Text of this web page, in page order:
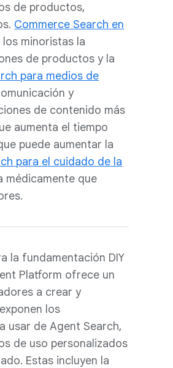
de productos,
Commerce Search en
minoristas la
de productos y la
para medios de
y
de contenido más
aumenta el tiempo
puede aumentar la
para el cuidado de la
médicamente que
la fundamentación DIY
Platform ofrece un
a crear y
exponen los
usar de Agent Search,
de uso personalizados
Estas incluyen la